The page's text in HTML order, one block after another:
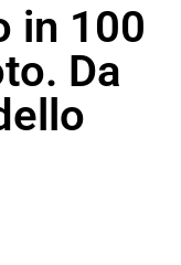
in 100
Da